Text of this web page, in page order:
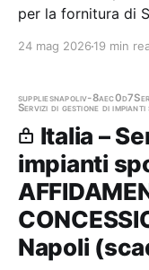
per la fornitura di
cartacei dei
24 mag 2026 19 min
suppliesnapoliv-8aec0d7
Servizi di gestione di
Italia –
impianti
Napoli